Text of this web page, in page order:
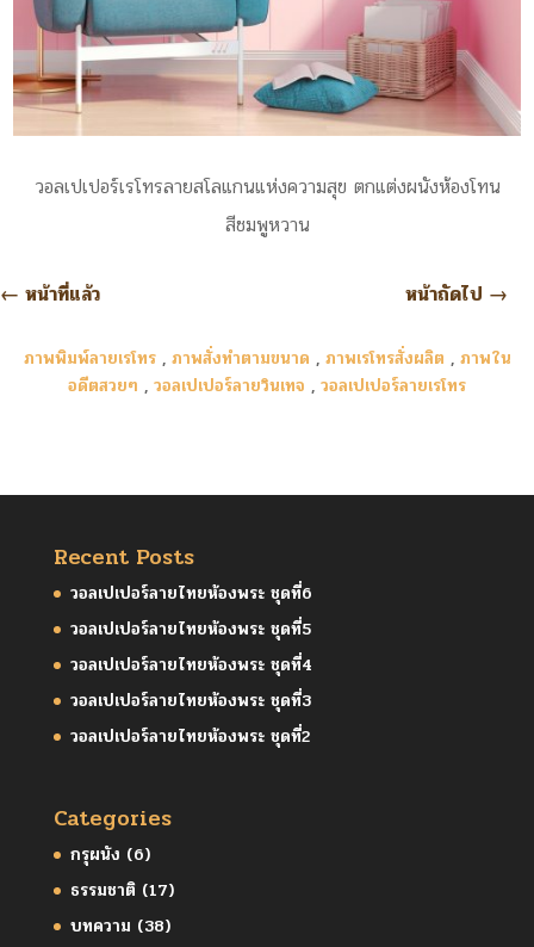
วอลเปเปอร์เรโทรลายสโลแกนแห่งความสุข ตกแต่งผนังห้องโทน
สีชมพูหวาน
← หน้าที่แล้ว หน้าถัดไป →
ภาพพิมพ์ลายเรโทร, ภาพสั่งทำตามขนาด , ภาพเรโทรสั่งผลิต , ภาพใน
อดีตสวยๆ , วอลเปเปอร์ลายวินเทจ , วอลเปเปอร์ลายเรโทร
Recent Posts
วอลเปเปอร์ลายไทยห้องพระ ชุดที่6
วอลเปเปอร์ลายไทยห้องพระ ชุดที่5
วอลเปเปอร์ลายไทยห้องพระ ชุดที่4
วอลเปเปอร์ลายไทยห้องพระ ชุดที่3
วอลเปเปอร์ลายไทยห้องพระ ชุดที่2
Categories
กรุผนัง (6)
ธรรมชาติ(17)
บทความ (38)